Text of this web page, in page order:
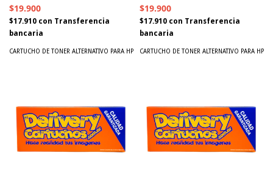
$19.900
$17.910 con Transferencia
bancaria
CARTUCHO DE TONER ALTERNATIVO PARA HP
$19.900
$17.910 con Transferencia
bancaria
CARTUCHO DE TONER ALTERNATIVO PARA HP